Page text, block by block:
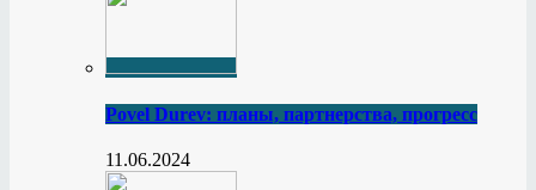
Povel Durev: планы, партнерства, прогресс
11.06.2024